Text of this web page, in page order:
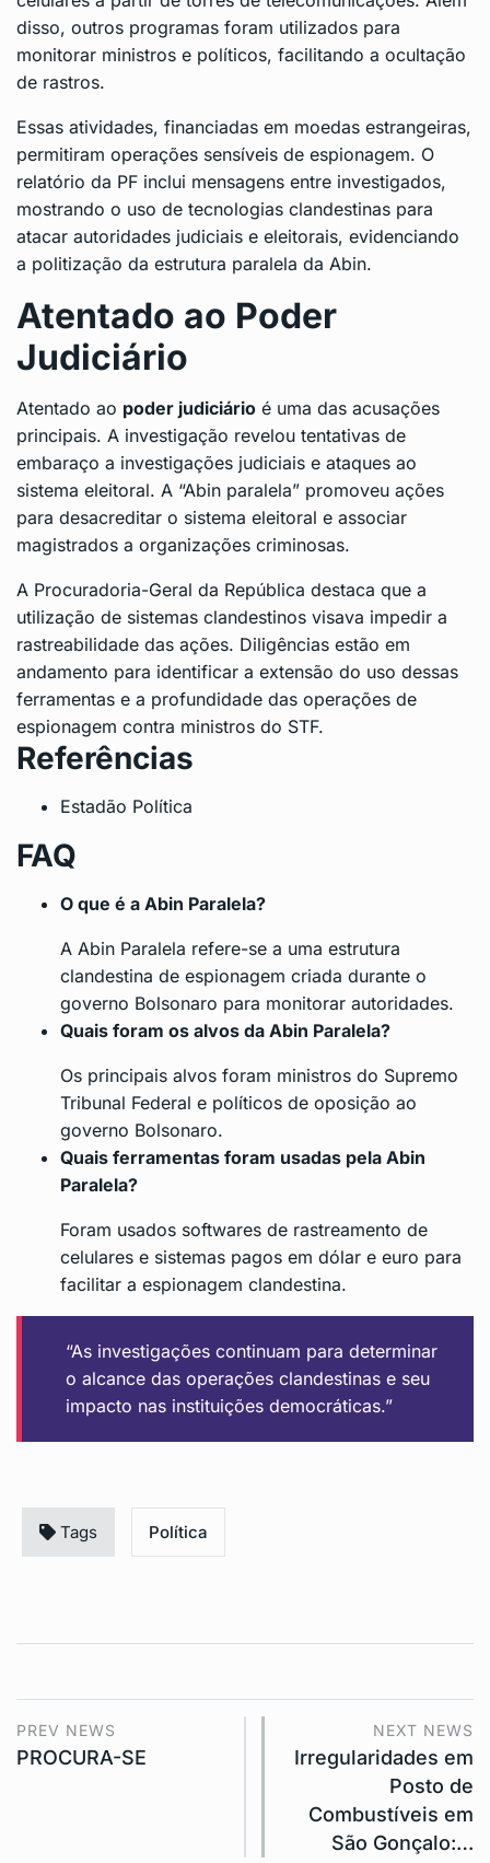
disso, outros programas foram utilizados para
monitorar ministros e políticos, facilitando a ocultação
de rastros.
Essas atividades, financiadas em moedas estrangeiras,
permitiram operações sensíveis de espionagem. O
relatório da PF inclui mensagens entre investigados,
mostrando o uso de tecnologias clandestinas para
atacar autoridades judiciais e eleitorais, evidenciando
a politização da estrutura paralela da Abin.
Atentado ao Poder
Judiciário
Atentado ao poder judiciário é uma das acusações
principais. A investigação revelou tentativas de
embaraço a investigações judiciais e ataques ao
sistema eleitoral. A “Abin paralela” promoveu ações
para desacreditar o sistema eleitoral e associar
magistrados a organizações criminosas.
A Procuradoria-Geral da República destaca que a
utilização de sistemas clandestinos visava impedir a
rastreabilidade das ações. Diligências estão em
andamento para identificar a extensão do uso dessas
ferramentas e a profundidade das operações de
espionagem contra ministros do STF.
Referências
Estadão Política
FAQ
O que é a Abin Paralela?
A Abin Paralela refere-se a uma estrutura
clandestina de espionagem criada durante o
governo Bolsonaro para monitorar autoridades.
Quais foram os alvos da Abin Paralela?
Os principais alvos foram ministros do Supremo
Tribunal Federal e políticos de oposição ao
governo Bolsonaro.
Quais ferramentas foram usadas pela Abin
Paralela?
Foram usados softwares de rastreamento de
celulares e sistemas pagos em dólar e euro para
facilitar a espionagem clandestina.
“As investigações continuam para determinar
o alcance das operações clandestinas e seu
impacto nas instituições democráticas.”
Tags Política
PREV NEWS
PROCURA-SE
NEXT NEWS
Irregularidades em
Posto de
Combustíveis em
São Gonçalo:…